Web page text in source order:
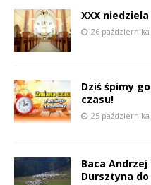
XXX
26 października
Dziś śpimy
czasu!
25 października
Baca
Dursztyna